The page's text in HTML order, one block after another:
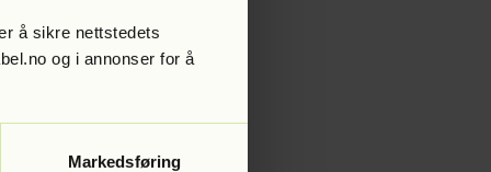
å sikre nettstedets
og i annonser for å
Markedsføring